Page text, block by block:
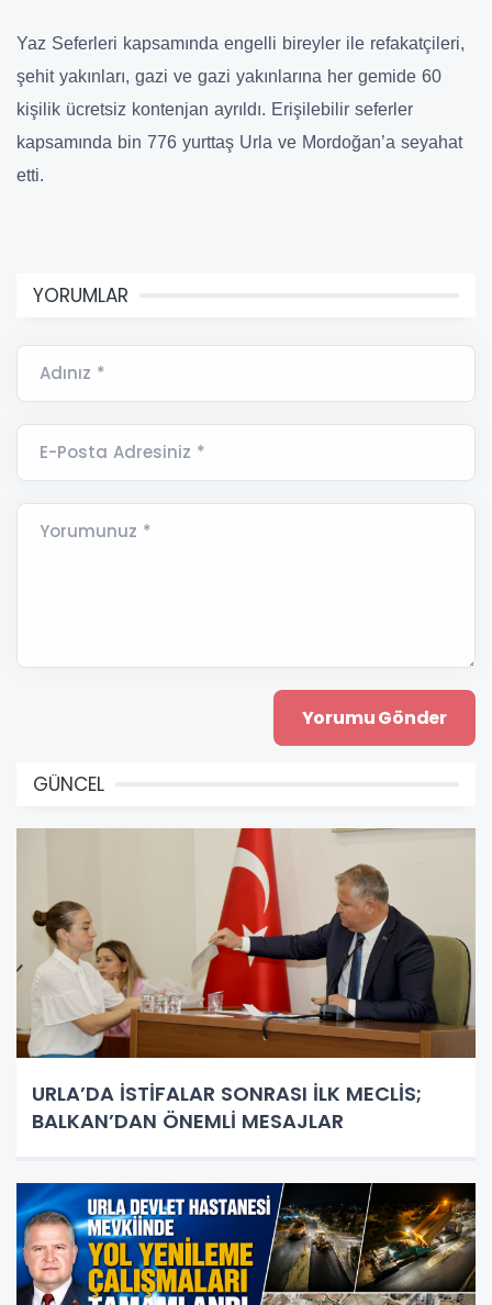
Yaz Seferleri kapsamında engelli bireyler ile refakatçileri,
şehit yakınları, gazi ve gazi yakınlarına her gemide 60
kişilik ücretsiz kontenjan ayrıldı. Erişilebilir seferler
kapsamında bin 776 yurttaş Urla ve Mordoğan’a seyahat
etti.
YORUMLAR
Adınız *
E-Posta Adresiniz *
Yorumunuz *
GÜNCEL
URLA’DA İSTİFALAR SONRASI İLK MECLİS;
BALKAN’DAN ÖNEMLİ MESAJLAR